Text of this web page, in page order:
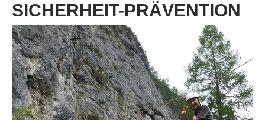
SICHERHEIT-PRÄVENTION